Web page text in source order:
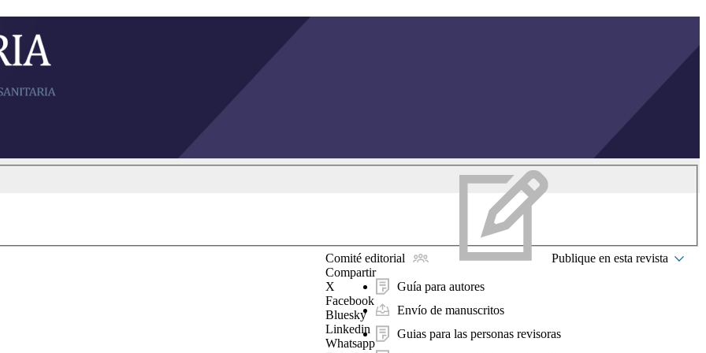
Comité editorial Publique en esta revista
Guía para autores
Envío de manuscritos
Guias para las personas revisoras
Compartir
X
Facebook
Bluesky
Linkedin
Whatsapp